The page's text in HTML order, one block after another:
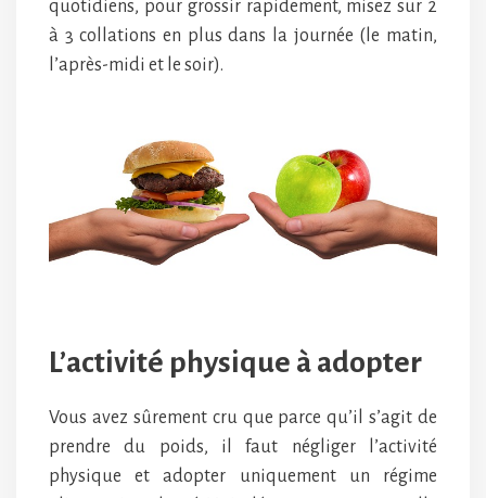
quotidiens, pour grossir rapidement, misez sur 2
à 3 collations en plus dans la journée (le matin,
l’après-midi et le soir).
L’activité physique à adopter
Vous avez sûrement cru que parce qu’il s’agit de
prendre du poids, il faut négliger l’activité
physique et adopter uniquement un régime